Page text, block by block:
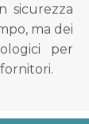
sicurezza
ma dei
per